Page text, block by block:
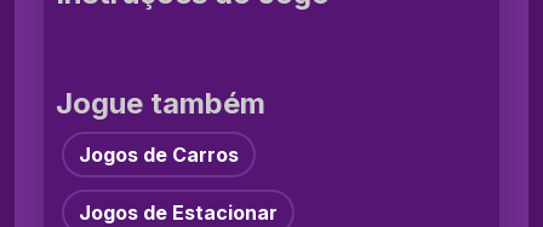
Jogue também
Jogos de Carros
Jogos de Estacionar